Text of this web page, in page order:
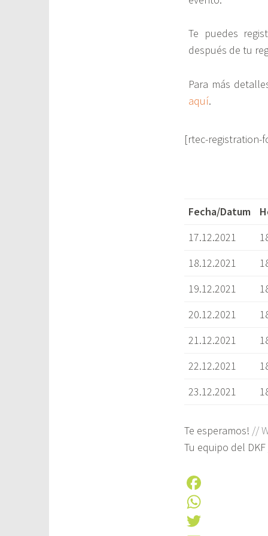
Te puedes
después de tu
Para más
aquí.
[rtec-registration-
Fecha/Datum
17.12.2021
18.12.2021
19.12.2021
20.12.2021
21.12.2021
22.12.2021
23.12.2021
Te esperamos! //
Tu equipo del DKF
F
a
W